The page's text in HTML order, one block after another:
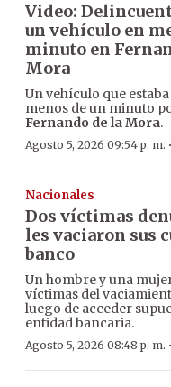
Video:
un vehículo en
minuto en
Mora
Un vehículo que
menos de un minuto
Fernando de la Mora.
Agosto 5, 2026 09:54 p. m. ·
Nacionales
Dos víctimas
les vaciaron sus
banco
Un hombre y una
víctimas del
luego de acceder
entidad bancaria.
Agosto 5, 2026 08:48 p. m. ·